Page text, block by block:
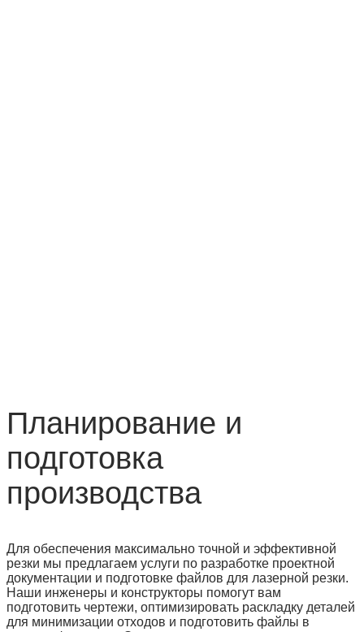
Планирование и
подготовка
производства
Для обеспечения максимально точной и эффективной
резки мы предлагаем услуги по разработке проектной
документации и подготовке файлов для лазерной резки.
Наши инженеры и конструкторы помогут вам
подготовить чертежи, оптимизировать раскладку деталей
для минимизации отходов и подготовить файлы в